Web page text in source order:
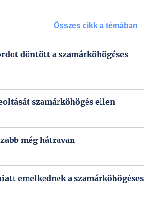
Összes cikk a témában
döntött a szamárköhögéses
szamárköhögés ellen
még hátravan
emelkednek a szamárköhögéses